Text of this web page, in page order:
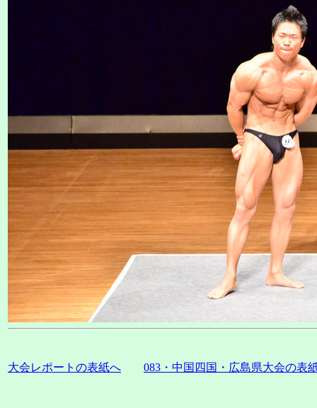
大会レポートの表紙へ 083・中国四国・広島県大会の表